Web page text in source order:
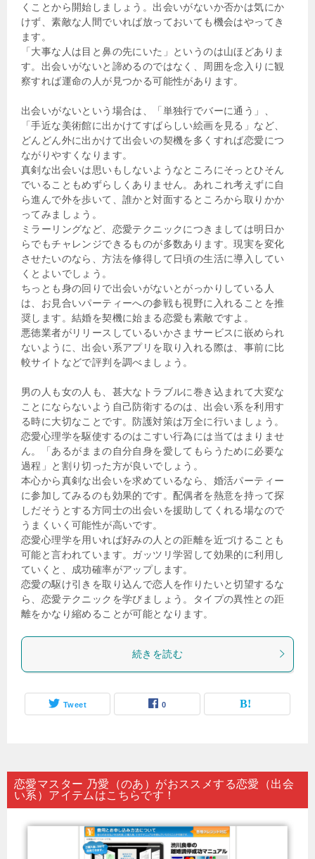
くことから開始しましょう。出会いがないか否かは気にか
けず、素敵な人間でいれば放っておいても機会はやってき
ます。
「大事な人は目と鼻の先にいた」というのは山ほどありま
す。出会いがないと諦めるのではなく、周囲を念入りに観
察すれば運命の人が見つかる可能性があります。
出会いがないという場合は、「単独行でバーに通う」、
「手近な美術館に出かけてすばらしい絵画を見る」など、
どんどん外に出かけて出会いの契機を多くすれば恋愛につ
ながりやすくなります。
真剣な出会いは思いもしないようなところにそっとひそん
でいることもめずらしくありません。あれこれ考えずに自
ら進んで外を歩いて、誰かと対面するところから取りかか
ってみましょう。
ミラーリングなど、恋愛テクニックにつきましては明日か
らでもチャレンジできるものが多数あります。現実を変化
させたいのなら、方法を修得して日頃の生活に導入してい
くとよいでしょう。
ちっとも身の回りで出会いがないとがっかりしている人
は、お見合いパーティーへの参戦も視野に入れることを推
奨します。結婚を契機に始まる恋愛も素敵ですよ。
悪徳業者がリリースしているいかさまサービスに嵌められ
ないように、出会い系アプリを取り入れる際は、事前に比
較サイトなどで評判を調べましょう。
男の人も女の人も、甚大なトラブルに巻き込まれて大変な
ことにならないよう自己防衛するのは、出会い系を利用す
る時に大切なことです。防護対策は万全に行いましょう。
恋愛心理学を駆使するのはこすい行為には当てはまりませ
ん。「あるがままの自分自身を愛してもらうために必要な
過程」と割り切った方が良いでしょう。
本心から真剣な出会いを求めているなら、婚活パーティー
に参加してみるのも効果的です。配偶者を熱意を持って探
しだそうとする方同士の出会いを援助してくれる場なので
うまくいく可能性が高いです。
恋愛心理学を用いれば好みの人との距離を近づけることも
可能と言われています。ガッツリ学習して効果的に利用し
ていくと、成功確率がアップします。
恋愛の駆け引きを取り込んで恋人を作りたいと切望するな
ら、恋愛テクニックを学びましょう。タイプの異性との距
離をかなり縮めることが可能となります。
続きを読む
Tweet 0
恋愛マスター 乃愛（のあ）がおススメする恋愛（出会
い系）アイテムはこちらです！